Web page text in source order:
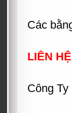
Các
LIÊN
Công